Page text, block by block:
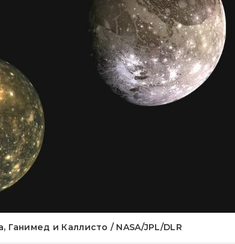
Ганимед и Каллисто / NASA/JPL/DLR